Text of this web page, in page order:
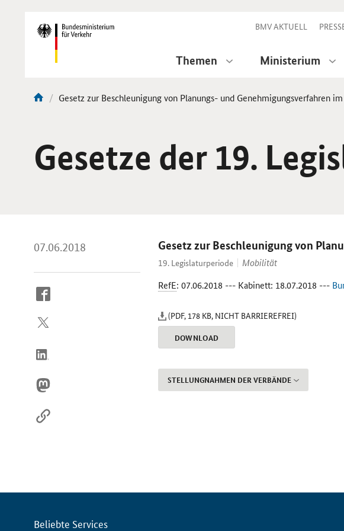
Navigation BMV AKTUELL
Themen Ministerium
Aktuelle
Gesetz zur Beschleunigung von Planungs- und Genehmigungsverfahren
Gesetze der 19.
07.06.2018
So
Sie
Internet
Gesetz zur Beschleunigung von
19. Legislaturperiode
Mobilität
RefE: 07.06.2018 --- Kabinett: 18.07.2018 ---
(PDF, 178 KB, NICHT BARRIEREFREI)
DOWNLOAD
STELLUNGNAHMEN DER VERBÄNDE
Servicemenü
Beliebte Services